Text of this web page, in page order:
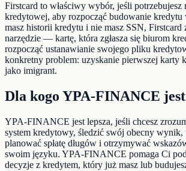
Firstcard to właściwy wybór, jeśli
kredytowej, aby rozpocząć budowanie
masz historii kredytu i nie masz SSN, Firstcard
narzędzie — kartę, która zgłasza się biurom
rozpocząć ustanawianie swojego pliku
konkretny problem: uzyskanie pierwszej karty
jako imigrant.
Dla kogo YPA-FINANCE
YPA-FINANCE jest lepsza, jeśli chcesz
system kredytowy, śledzić swój obecny wynik,
planować spłatę długów i otrzymywać
swoim języku. YPA-FINANCE pomaga Ci
decyzje z kredytem, który już masz lub